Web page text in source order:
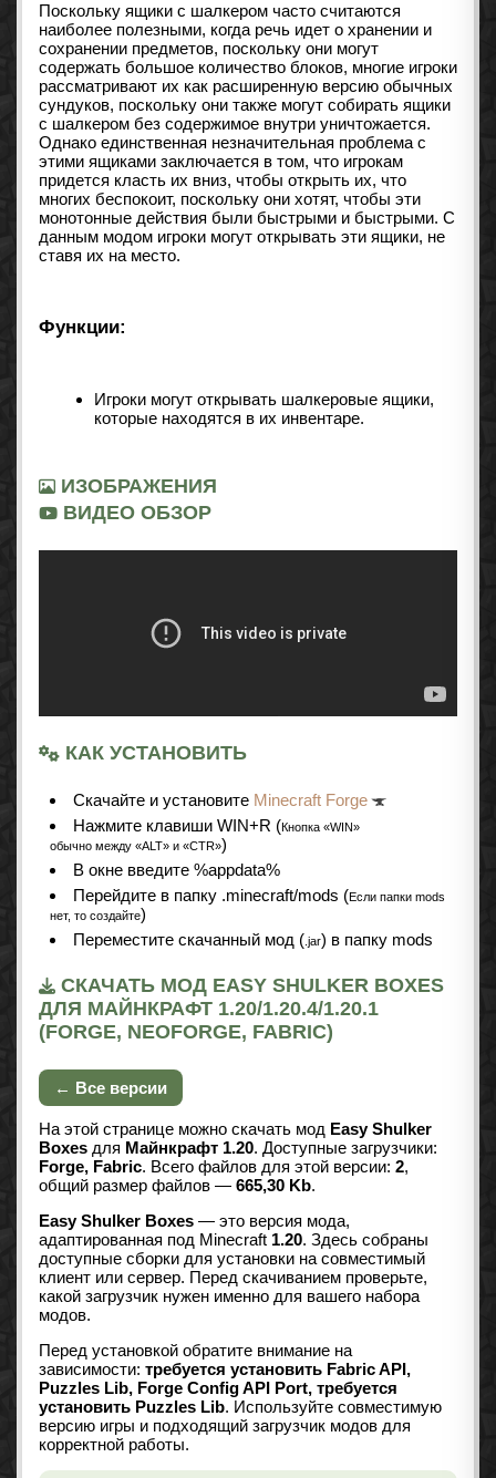
Поскольку ящики с шалкером часто считаются
наиболее полезными, когда речь идет о хранении и
сохранении предметов, поскольку они могут
содержать большое количество блоков, многие игроки
рассматривают их как расширенную версию обычных
сундуков, поскольку они также могут собирать ящики
с шалкером без содержимое внутри уничтожается.
Однако единственная незначительная проблема с
этими ящиками заключается в том, что игрокам
придется класть их вниз, чтобы открыть их, что
многих беспокоит, поскольку они хотят, чтобы эти
монотонные действия были быстрыми и быстрыми. С
данным модом игроки могут открывать эти ящики, не
ставя их на место.
Функции:
Игроки могут открывать шалкеровые ящики,
которые находятся в их инвентаре.
ИЗОБРАЖЕНИЯ
ВИДЕО ОБЗОР
КАК УСТАНОВИТЬ
Cкачайте и установите Minecraft Forge
Нажмите клавиши WIN+R (Кнопка «WIN»
обычно между «ALT» и «CTR»)
В окне введите %appdata%
Перейдите в папку .minecraft/mods (Если папки mods
нет, то создайте)
Переместите скачанный мод ( .jar) в папку mods
СКАЧАТЬ МОД EASY SHULKER BOXES
ДЛЯ МАЙНКРАФТ 1.20/1.20.4/1.20.1
(FORGE, NEOFORGE, FABRIC)
← Все версии
На этой странице можно скачать мод Easy Shulker
Boxes для Майнкрафт 1.20. Доступные загрузчики:
Forge, Fabric. Всего файлов для этой версии: 2,
общий размер файлов — 665,30 Kb.
Easy Shulker Boxes — это версия мода,
адаптированная под Minecraft 1.20. Здесь собраны
доступные сборки для установки на совместимый
клиент или сервер. Перед скачиванием проверьте,
какой загрузчик нужен именно для вашего набора
модов.
Перед установкой обратите внимание на
зависимости: требуется установить Fabric API,
Puzzles Lib, Forge Config API Port, требуется
установить Puzzles Lib. Используйте совместимую
версию игры и подходящий загрузчик модов для
корректной работы.